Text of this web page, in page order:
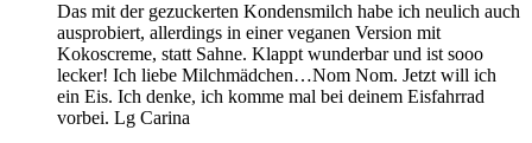
Das mit der gezuckerten Kondensmilch habe ich neulich auch
ausprobiert, allerdings in einer veganen Version mit
Kokoscreme, statt Sahne. Klappt wunderbar und ist sooo
lecker! Ich liebe Milchmädchen…Nom Nom. Jetzt will ich
ein Eis. Ich denke, ich komme mal bei deinem Eisfahrrad
vorbei. Lg Carina